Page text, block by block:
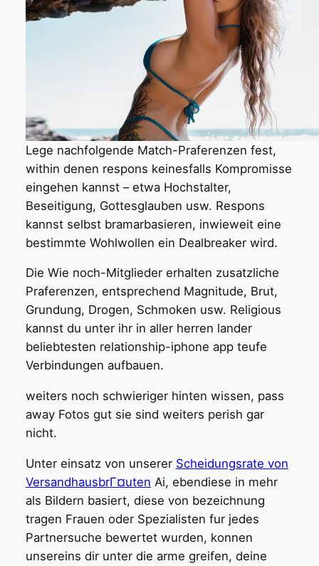
Lege nachfolgende Match-Praferenzen fest,
within denen respons keinesfalls Kompromisse
eingehen kannst – etwa Hochstalter,
Beseitigung, Gottesglauben usw. Respons
kannst selbst bramarbasieren, inwieweit eine
bestimmte Wohlwollen ein Dealbreaker wird.
Die Wie noch-Mitglieder erhalten zusatzliche
Praferenzen, entsprechend Magnitude, Brut,
Grundung, Drogen, Schmoken usw. Religious
kannst du unter ihr in aller herren lander
beliebtesten relationship-iphone app teufe
Verbindungen aufbauen.
weiters noch schwieriger hinten wissen, pass
away Fotos gut sie sind weiters perish gar
nicht.
Unter einsatz von unserer Scheidungsrate von
VersandhausbrГ¤uten Ai, ebendiese in mehr
als Bildern basiert, diese von bezeichnung
tragen Frauen oder Spezialisten fur jedes
Partnersuche bewertet wurden, konnen
unsereins dir unter die arme greifen, deine